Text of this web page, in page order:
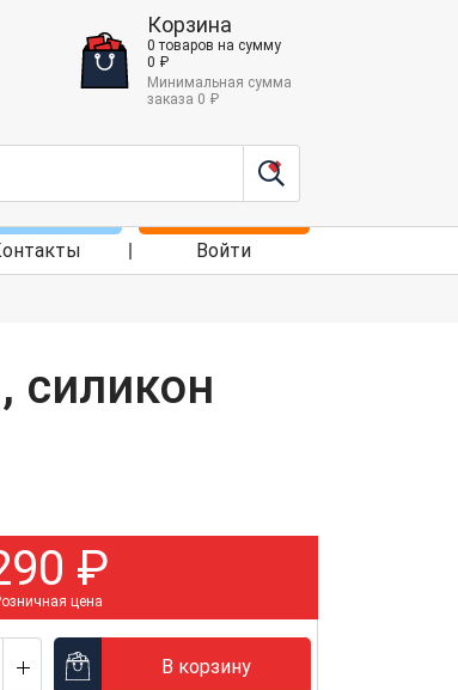
Корзина
0 товаров на сумму
0 ₽
Минимальная сумма
заказа 0 ₽
Войти
силикон
₽
цена
В корзину